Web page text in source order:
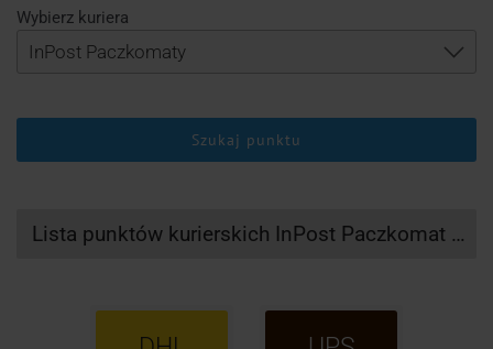
Wybierz kuriera
Szukaj punktu
Lista punktów kurierskich InPost Paczkomat Skwierzyna